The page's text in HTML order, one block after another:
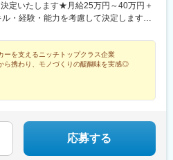
定いたします★月給25万円～40万円＋
・経験・能力を考慮して決定します
職が上がればその分給与も増加しま
ーを支えるニッチトップクラス企業
ら携わり、モノづくりの醍醐味を実感◎
応募する